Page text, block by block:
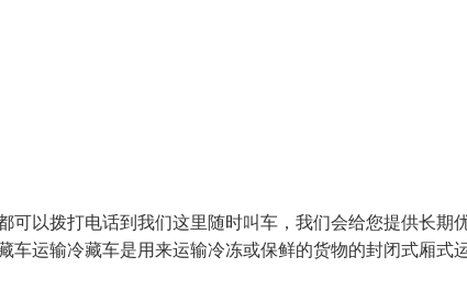
以拨打电话到我们这里随时叫车，我们会给您提供长期
运输冷藏车是用来运输冷冻或保鲜的货物的封闭式厢式